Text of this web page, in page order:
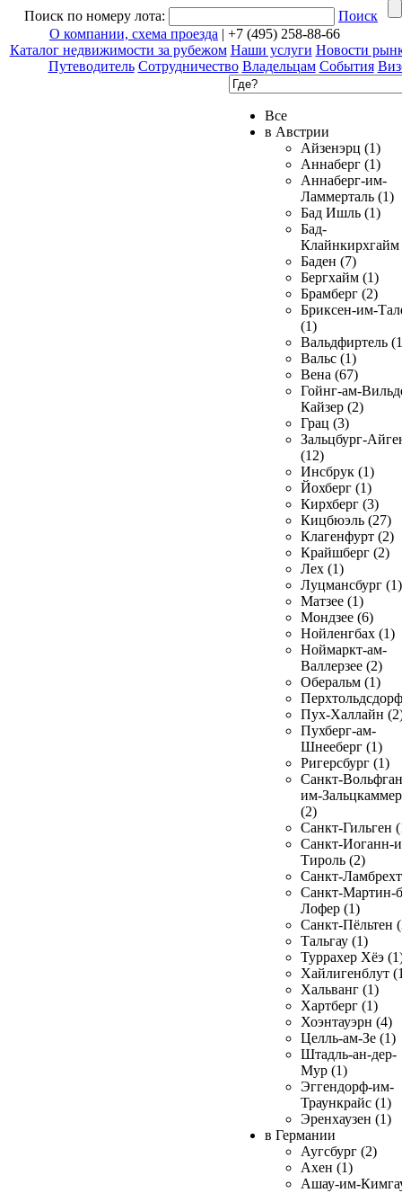
Поиск по номеру лота:
Поиск
О компании, схема проезда | +7 (495) 258-88-66
Каталог недвижимости за рубежом Наши услуги Новости
Путеводитель Сотрудничество Владельцам События
Все
в Австрии
Айзенэрц (1)
Аннаберг (1)
Аннаберг-им-
Ламмерталь (1)
Бад Ишль (1)
Бад-
Клайнкирхгайм
Баден (7)
Бергхайм (1)
Брамберг (2)
Бриксен-им-
(1)
Вальдфиртель
Вальс (1)
Вена (67)
Гойнг-ам-
Кайзер (2)
Грац (3)
Зальцбург-
(12)
Инсбрук (1)
Йохберг (1)
Кирхберг (3)
Кицбюэль (27)
Клагенфурт (2)
Крайшберг (2)
Лех (1)
Луцмансбург (1)
Матзее (1)
Мондзее (6)
Нойленгбах (1)
Ноймаркт-ам-
Валлерзее (2)
Оберальм (1)
Пух-Халлайн
Пухберг-ам-
Шнееберг (1)
Ригерсбург (1)
Санкт-
им-
(2)
Санкт-Гильген
Санкт-Иоганн-
Тироль (2)
Санкт-
Санкт-Мартин-
Лофер (1)
Санкт-Пёльтен
Тальгау (1)
Туррахер Хёэ
Хайлигенблут
Хальванг (1)
Хартберг (1)
Хоэнтауэрн (4)
Целль-ам-Зе (1)
Штадль-ан-дер-
Мур (1)
Эггендорф-им-
Траункрайс (1)
Эренхаузен (1)
в Германии
Аугсбург (2)
Ахен (1)
Ашау-им-